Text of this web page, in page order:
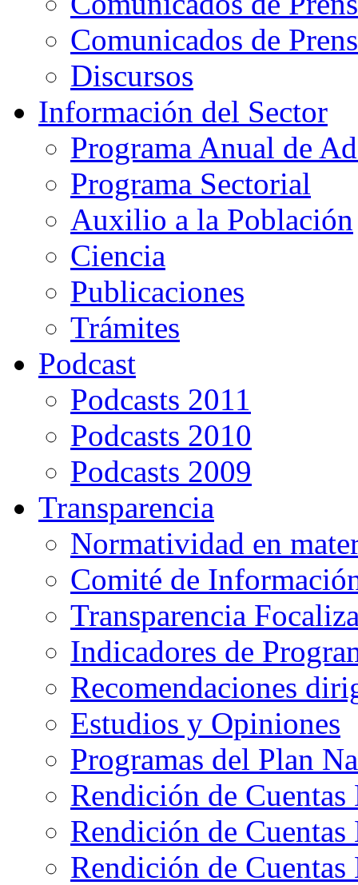
Comunicados de
Discursos
Información del Sector
Programa Anual de
Programa Sectorial
Auxilio a la Población
Ciencia
Publicaciones
Trámites
Podcast
Podcasts 2011
Podcasts 2010
Podcasts 2009
Transparencia
Normatividad en
Comité de
Transparencia
Indicadores de
Recomendaciones
Estudios y Opiniones
Programas del Plan
Rendición de Cuentas
Rendición de Cuentas
Rendición de